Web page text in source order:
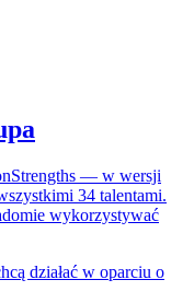
— w wersji
34 talentami.
wykorzystywać
działać w oparciu o